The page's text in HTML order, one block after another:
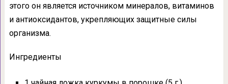
этого он является источником минералов, витаминов
и антиоксидантов, укрепляющих защитные силы
организма.
Ингредиенты